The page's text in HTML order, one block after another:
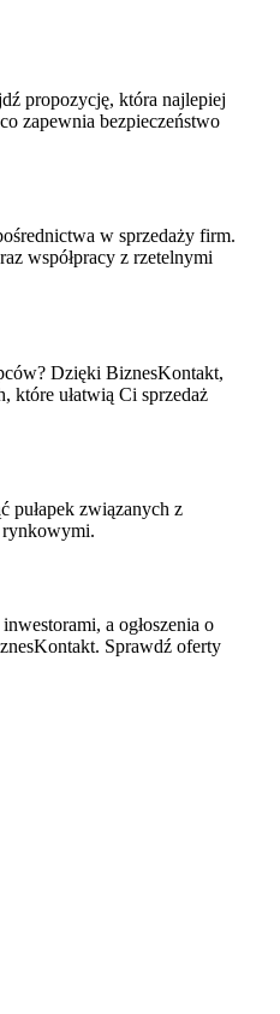
propozycję, która najlepiej
zapewnia bezpieczeństwo
w sprzedaży firm.
współpracy z rzetelnymi
Dzięki BiznesKontakt,
które ułatwią Ci sprzedaż
pułapek związanych z
rynkowymi.
a ogłoszenia o
Sprawdź oferty